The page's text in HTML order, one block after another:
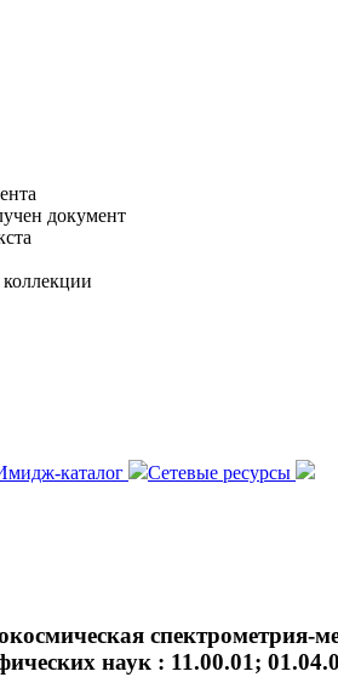
документ
каталог
Сетевые ресурсы
спектрометрия-
наук : 11.00.01;